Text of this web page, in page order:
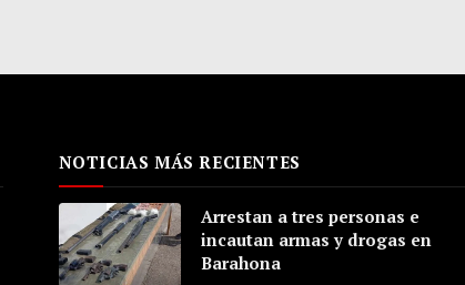
NOTICIAS MÁS RECIENTES
Arrestan a tres personas e
incautan armas y drogas en
Barahona